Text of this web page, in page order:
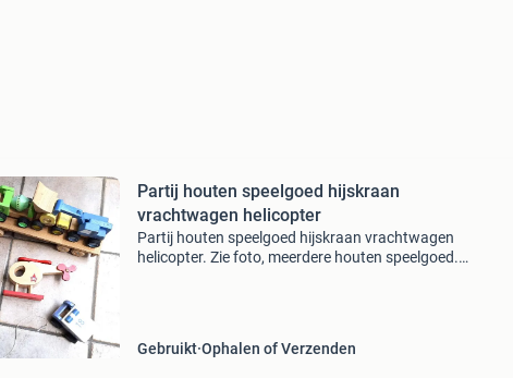
Partij houten speelgoed hijskraan
vrachtwagen helicopter
Partij houten speelgoed hijskraan vrachtwagen
helicopter. Zie foto, meerdere houten speelgoed.
Gebruikt Ophalen of Verzenden